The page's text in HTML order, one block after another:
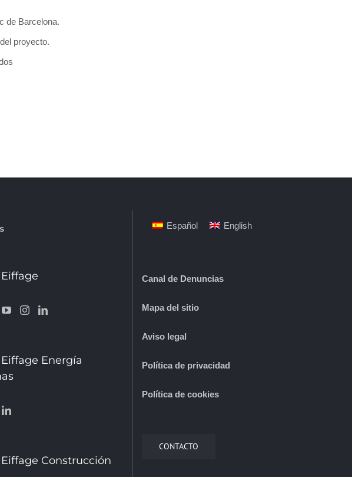
de Barcelona.
proyecto.
Energía
Construcción
Español English
Canal de Denuncias
Mapa del sitio
Aviso legal
Política de privacidad
Política de cookies
CONTACTO